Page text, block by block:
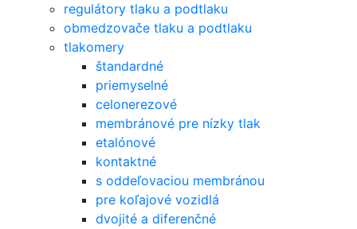
regulátory tlaku a podtlaku
obmedzovače tlaku a podtlaku
tlakomery
štandardné
priemyselné
celonerezové
membránové pre nízky tlak
etalónové
kontaktné
s oddeľovaciou membránou
pre koľajové vozidlá
dvojité a diferenčné